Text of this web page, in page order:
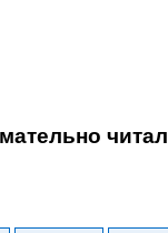
читал